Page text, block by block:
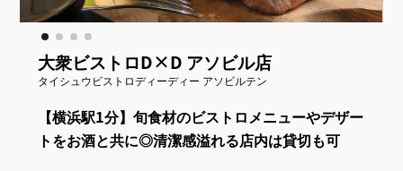
大衆ビストロD×D アソビル店
タイシュウビストロディーディー アソビルテン
【横浜駅1分】旬食材のビストロメニューやデザー
トをお酒と共に◎清潔感溢れる店内は貸切も可